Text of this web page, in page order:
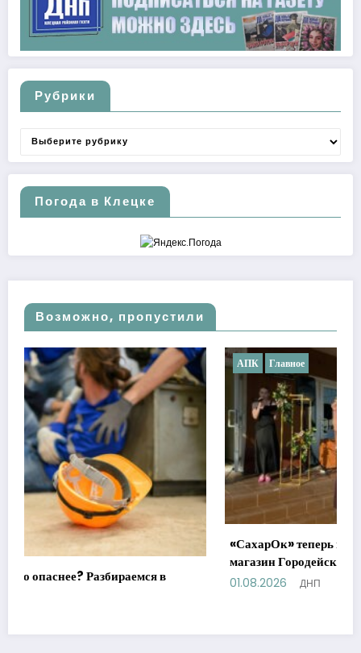
Рубрики
Рубрики
Погода в Клецке
Возможно, пропустили
АПК Главное
«СахарОк» теперь в Клецке: в райцентре открылся
магазин Городейского сахарного комбината
01.08.2026 ДНП